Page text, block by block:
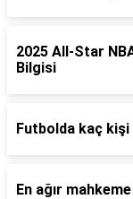
2025 All-Star
Bilgisi
Futbolda kaç
En ağır